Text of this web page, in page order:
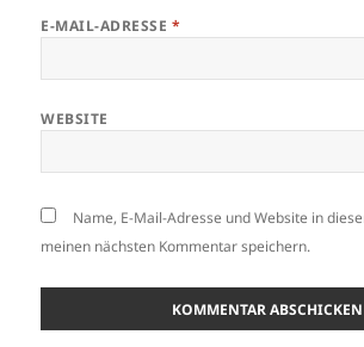
E-MAIL-ADRESSE *
WEBSITE
Name, E-Mail-Adresse und Website in
meinen nächsten Kommentar speichern.